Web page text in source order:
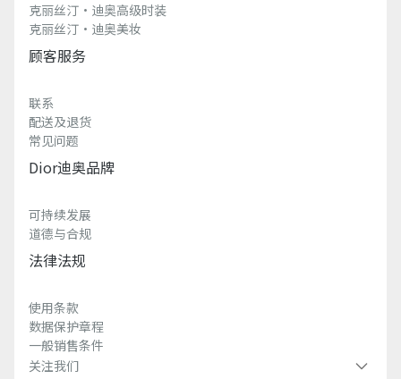
克丽丝汀·迪奥高级时装
克丽丝汀·迪奥美妆
顾客服务
联系
配送及退货
常见问题
Dior迪奥品牌
可持续发展
道德与合规
法律法规
使用条款
数据保护章程
一般销售条件
关注我们